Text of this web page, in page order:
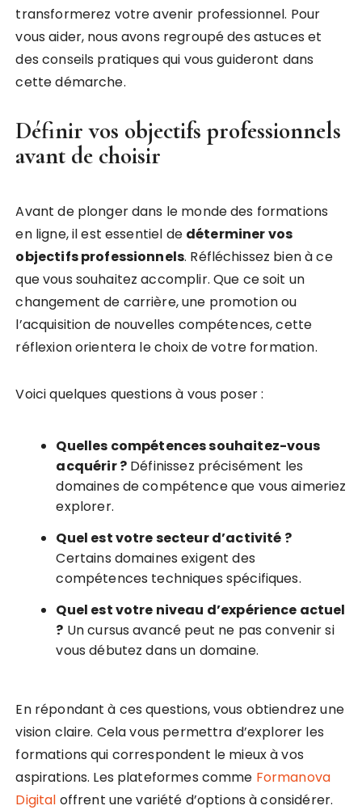
transformerez votre avenir professionnel. Pour
vous aider, nous avons regroupé des astuces et
des conseils pratiques qui vous guideront dans
cette démarche.
Définir vos objectifs professionnels
avant de choisir
Avant de plonger dans le monde des formations
en ligne, il est essentiel de déterminer vos
objectifs professionnels. Réfléchissez bien à ce
que vous souhaitez accomplir. Que ce soit un
changement de carrière, une promotion ou
l’acquisition de nouvelles compétences, cette
réflexion orientera le choix de votre formation.
Voici quelques questions à vous poser :
Quelles compétences souhaitez-vous
acquérir ? Définissez précisément les
domaines de compétence que vous aimeriez
explorer.
Quel est votre secteur d’activité ?
Certains domaines exigent des
compétences techniques spécifiques.
Quel est votre niveau d’expérience actuel
? Un cursus avancé peut ne pas convenir si
vous débutez dans un domaine.
En répondant à ces questions, vous obtiendrez une
vision claire. Cela vous permettra d’explorer les
formations qui correspondent le mieux à vos
aspirations. Les plateformes comme Formanova
Digital offrent une variété d’options à considérer.